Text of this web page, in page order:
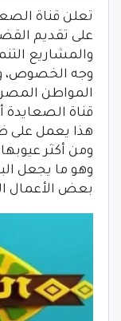
تعلن قناة
على تقديم
والمشاريع
وجه الخصوص،
المواطن
قناة الصعايدة
هذا يعمل على
ومن أكثر
وهو ما يجعل
بعض الأعمال